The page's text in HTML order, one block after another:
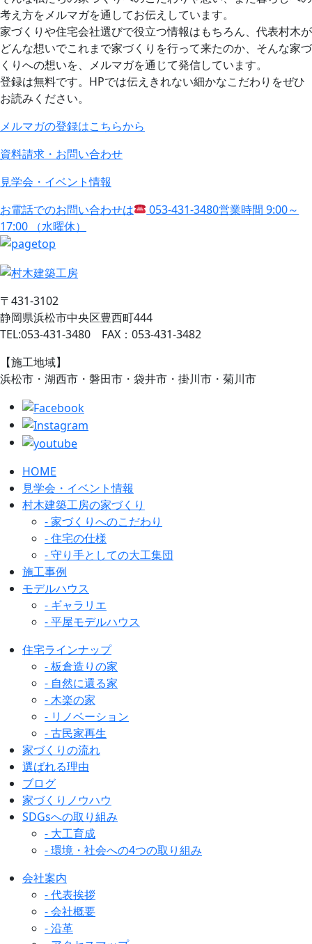
考え方をメルマガを通してお伝えしています。
家づくりや住宅会社選びで役立つ情報はもちろん、代表村木が
どんな想いでこれまで家づくりを行って来たのか、そんな家づ
くりへの想いを、メルマガを通じて発信しています。
登録は無料です。HPでは伝えきれない細かなこだわりをぜひ
お読みください。
メルマガの登録はこちらから
資料請求・お問い合わせ
見学会・イベント情報
お電話でのお問い合わせは
053-431-3480営業時間 9:00～
17:00 （水曜休）
〒431-3102
静岡県浜松市中央区豊西町444
TEL:053-431-3480 FAX：053-431-3482
【施工地域】
浜松市・湖西市・磐田市・袋井市・掛川市・菊川市
HOME
見学会・イベント情報
村木建築工房の家づくり
- 家づくりへのこだわり
- 住宅の仕様
- 守り手としての大工集団
施工事例
モデルハウス
- ギャラリエ
- 平屋モデルハウス
住宅ラインナップ
- 板倉造りの家
- 自然に還る家
- 木楽の家
- リノベーション
- 古民家再生
家づくりの流れ
選ばれる理由
ブログ
家づくりノウハウ
SDGsへの取り組み
- 大工育成
- 環境・社会への4つの取り組み
会社案内
- 代表挨拶
- 会社概要
- 沿革